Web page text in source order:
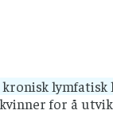
kronisk lymfatisk
for å